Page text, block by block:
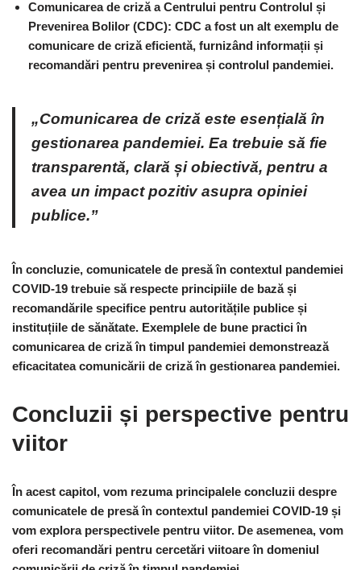
Comunicarea de criză a Centrului pentru Controlul și
Prevenirea Bolilor (CDC): CDC a fost un alt exemplu de
comunicare de criză eficientă, furnizând informații și
recomandări pentru prevenirea și controlul pandemiei.
„Comunicarea de criză este esențială în
gestionarea pandemiei. Ea trebuie să fie
transparentă, clară și obiectivă, pentru a
avea un impact pozitiv asupra opiniei
publice.”
În concluzie, comunicatele de presă în contextul pandemiei
COVID-19 trebuie să respecte principiile de bază și
recomandările specifice pentru autoritățile publice și
instituțiile de sănătate. Exemplele de bune practici în
comunicarea de criză în timpul pandemiei demonstrează
eficacitatea comunicării de criză în gestionarea pandemiei.
Concluzii și perspective pentru
viitor
În acest capitol, vom rezuma principalele concluzii despre
comunicatele de presă în contextul pandemiei COVID-19 și
vom explora perspectivele pentru viitor. De asemenea, vom
oferi recomandări pentru cercetări viitoare în domeniul